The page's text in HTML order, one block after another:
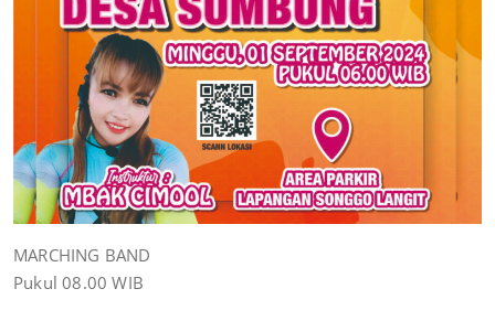
MARCHING BAND
Pukul 08.00 WIB